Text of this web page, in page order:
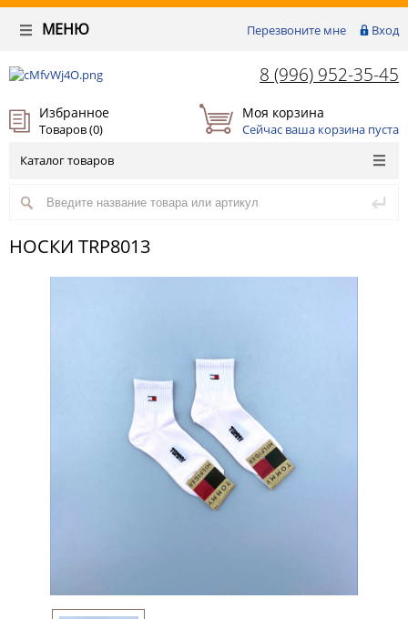
Перезвоните мне Вход
МЕНЮ
8 (996) 952-35-45
Избранное
Товаров (0)
Моя корзина
Сейчас ваша корзина пуста
Каталог товаров
НОСКИ TRP8013